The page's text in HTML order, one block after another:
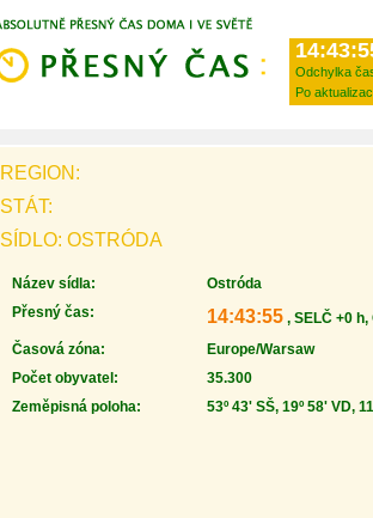
Odchylka
Po
REGION:
STÁT:
SÍDLO: OSTRÓDA
Název sídla:
Ostróda
Přesný čas:
14:43:55 , SELČ +0 h,
Časová zóna:
Europe/Warsaw
Počet obyvatel:
35.300
Zeměpisná poloha:
53º 43' SŠ, 19º 58' VD,